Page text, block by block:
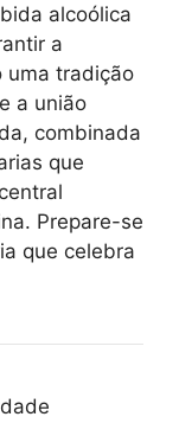
alcoólica
a
uma tradição
a união
combinada
que
Prepare-se
que celebra